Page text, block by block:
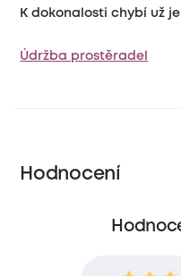
K dokonalosti chybí už
Údržba prostěradel
Hodnocení